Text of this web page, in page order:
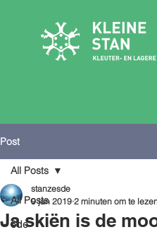
Post
All Posts
6de
All Posts
Ja skiën is de
stanzesde
9 jan 2019 2 minuten om te